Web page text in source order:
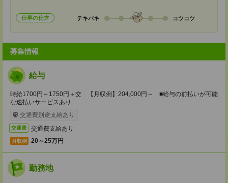
仕事の仕方 テキパキ コツコツ
募集情報
給与
時給1700円～1750円＋交 【月収例】204,000円～ ■給与の前払いが可能
な速払いサービスあり
交通費別途支給あり
交通費 交通費支給あり
月収例 20～25万円
勤務地